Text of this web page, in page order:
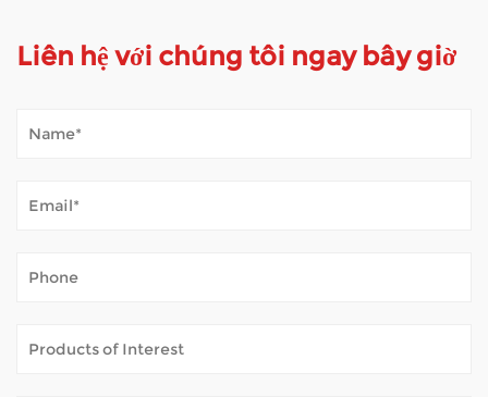
Liên hệ với chúng tôi ngay bây giờ